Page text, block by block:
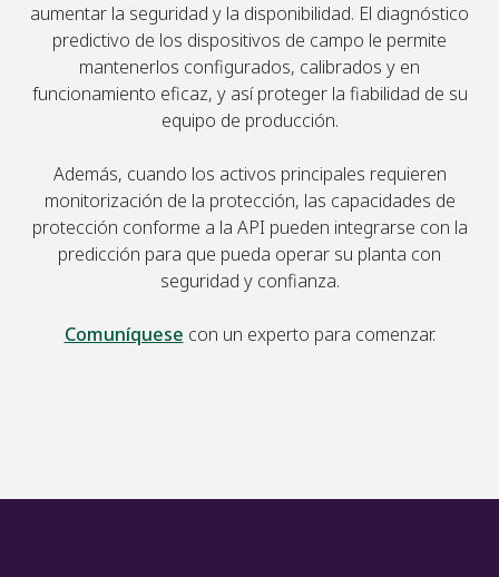
aumentar la seguridad y la disponibilidad. El diagnóstico
predictivo de los dispositivos de campo le permite
mantenerlos configurados, calibrados y en
funcionamiento eficaz, y así proteger la fiabilidad de su
equipo de producción.
Además, cuando los activos principales requieren
monitorización de la protección, las capacidades de
protección conforme a la API pueden integrarse con la
predicción para que pueda operar su planta con
seguridad y confianza.
Comuníquese con un experto para comenzar.